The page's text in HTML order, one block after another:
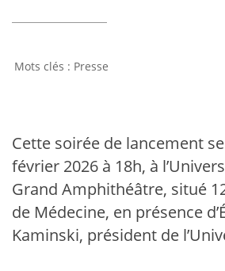
Presse
Cette soirée de lancement
février 2026 à 18h, à
Grand Amphithéâtre, situé
de Médecine, en présence
Kaminski, président de